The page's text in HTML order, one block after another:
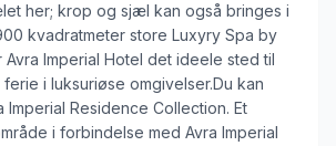
her; krop og sjæl kan også bringes i
kvadratmeter store Luxyry Spa by
Avra Imperial Hotel det ideele sted til
i luksuriøse omgivelser.Du kan
Imperial Residence Collection. Et
i forbindelse med Avra Imperial